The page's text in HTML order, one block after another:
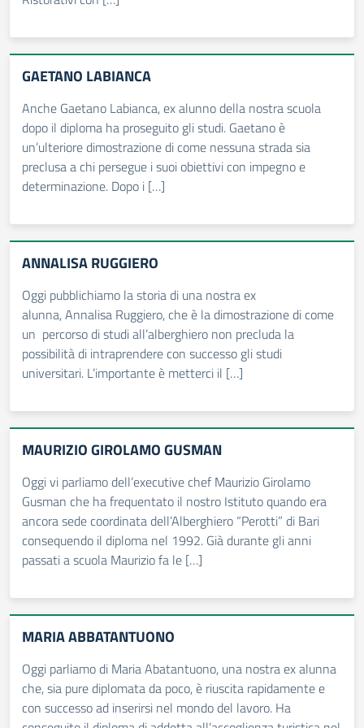
GAETANO LABIANCA
Anche Gaetano Labianca, ex alunno della nostra scuola
dopo il diploma ha proseguito gli studi. Gaetano è
un’ulteriore dimostrazione di come nessuna strada sia
preclusa a chi persegue i suoi obiettivi con impegno e
determinazione. Dopo i […]
ANNALISA RUGGIERO
Oggi pubblichiamo la storia di una nostra ex
alunna, Annalisa Ruggiero, che è la dimostrazione di come
un percorso di studi all’alberghiero non precluda la
possibilità di intraprendere con successo gli studi
universitari. L’importante è metterci il […]
MAURIZIO GIROLAMO GUSMAN
Oggi vi parliamo dell’executive chef Maurizio Girolamo
Gusman che ha frequentato il nostro Istituto quando era
ancora sede coordinata dell’Alberghiero “Perotti” di Bari
consequendo il diploma nel 1992. Già durante gli anni
passati a scuola Maurizio fa le […]
MARIA ABBATANTUONO
Oggi parliamo di Maria Abatantuono, una nostra ex alunna
che, sia pure diplomata da poco, è riuscita rapidamente e
con successo ad inserirsi nel mondo del lavoro. Ha